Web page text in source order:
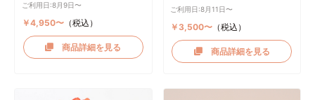
ご利用日:8月9日〜
￥4,950〜（税込）
商品詳細を見る
ご利用日:8月11日〜
￥3,500〜 （税込）
商品詳細を見る